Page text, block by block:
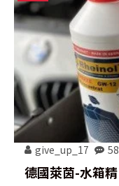
give_up_17 58
德國萊茵-水箱精